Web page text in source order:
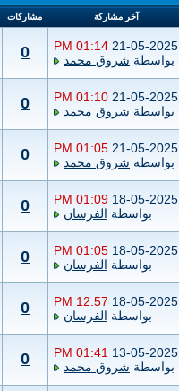
آخر مشاركة مشاركات
21-05-2025
01:14 PM
بواسطة شروق محمد 0
21-05-2025
01:10 PM
بواسطة شروق محمد 0
21-05-2025
01:05 PM
بواسطة شروق محمد 0
18-05-2025
01:09 PM
بواسطة الفرسان 0
18-05-2025
01:05 PM
بواسطة الفرسان 0
18-05-2025
12:57 PM
بواسطة الفرسان 0
13-05-2025
01:41 PM
بواسطة شروق محمد 0